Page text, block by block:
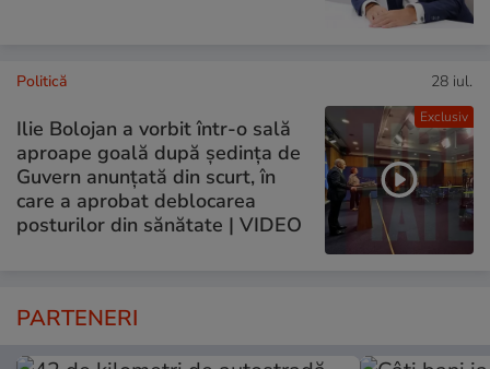
Exclusiv
Politică 28 iul.
Ilie Bolojan a vorbit într-o sală
aproape goală după ședința de
Guvern anunțată din scurt, în
care a aprobat deblocarea
posturilor din sănătate | VIDEO
PARTENERI